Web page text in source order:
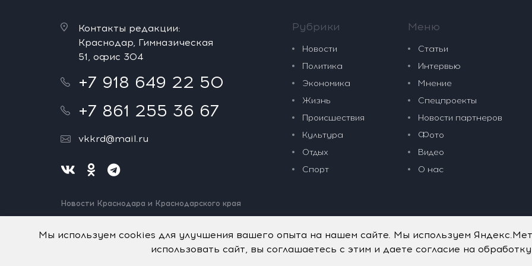
Контакты редакции:
Краснодар, Гимназическая
51, офис 304
+7 918 649 22 50
+7 861 255 36 67
vkkrd@mail.ru
Новости Краснодара и Краснодарского края
Нашли ошибку? Выделите и нажмите Ctrl+Enter.
Рубрики
Новости
Политика
Экономика
Жизнь
Происшествия
Культура
Отдых
Спорт
Меню
Статьи
Интервью
Мнение
Спецпроекты
Новости партнеров
Фото
Видео
О нас
Мы используем cookies для улучшения вашего опыта на нашем сайте. Мы используем
использовать сайт, вы соглашаетесь с этим и даете согласие на